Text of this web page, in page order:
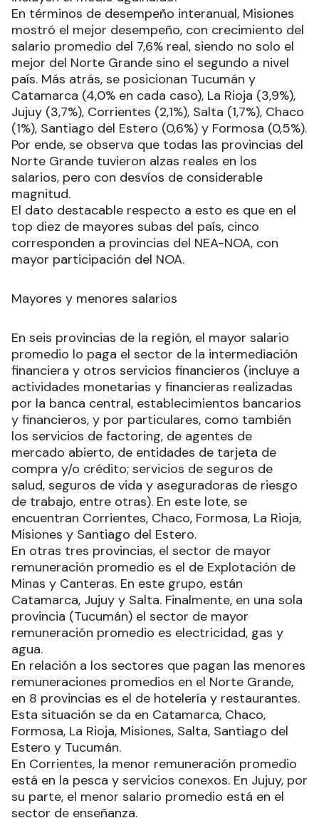
En términos de desempeño interanual, Misiones
mostró el mejor desempeño, con crecimiento del
salario promedio del 7,6% real, siendo no solo el
mejor del Norte Grande sino el segundo a nivel
país. Más atrás, se posicionan Tucumán y
Catamarca (4,0% en cada caso), La Rioja (3,9%),
Jujuy (3,7%), Corrientes (2,1%), Salta (1,7%), Chaco
(1%), Santiago del Estero (0,6%) y Formosa (0,5%).
Por ende, se observa que todas las provincias del
Norte Grande tuvieron alzas reales en los
salarios, pero con desvíos de considerable
magnitud.
El dato destacable respecto a esto es que en el
top diez de mayores subas del país, cinco
corresponden a provincias del NEA-NOA, con
mayor participación del NOA.
Mayores y menores salarios
En seis provincias de la región, el mayor salario
promedio lo paga el sector de la intermediación
financiera y otros servicios financieros (incluye a
actividades monetarias y financieras realizadas
por la banca central, establecimientos bancarios
y financieros, y por particulares, como también
los servicios de factoring, de agentes de
mercado abierto, de entidades de tarjeta de
compra y/o crédito; servicios de seguros de
salud, seguros de vida y aseguradoras de riesgo
de trabajo, entre otras). En este lote, se
encuentran Corrientes, Chaco, Formosa, La Rioja,
Misiones y Santiago del Estero.
En otras tres provincias, el sector de mayor
remuneración promedio es el de Explotación de
Minas y Canteras. En este grupo, están
Catamarca, Jujuy y Salta. Finalmente, en una sola
provincia (Tucumán) el sector de mayor
remuneración promedio es electricidad, gas y
agua.
En relación a los sectores que pagan las menores
remuneraciones promedios en el Norte Grande,
en 8 provincias es el de hotelería y restaurantes.
Esta situación se da en Catamarca, Chaco,
Formosa, La Rioja, Misiones, Salta, Santiago del
Estero y Tucumán.
En Corrientes, la menor remuneración promedio
está en la pesca y servicios conexos. En Jujuy, por
su parte, el menor salario promedio está en el
sector de enseñanza.